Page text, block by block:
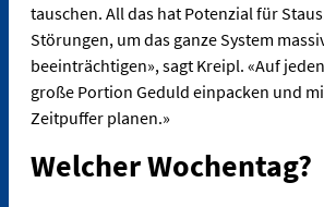
tauschen. All das hat Potenzial für
Störungen, um das ganze System
beeinträchtigen», sagt Kreipl. «Auf
große Portion Geduld einpacken und
Zeitpuffer planen.»
Welcher Wochentag?